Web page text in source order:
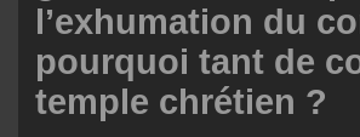
l’exhumation du
pourquoi tant de
temple chrétien ?